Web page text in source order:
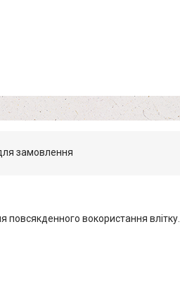
замовлення
повсякденного вокористання влітку.